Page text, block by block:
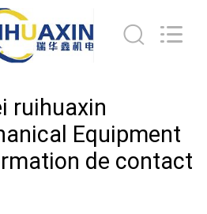
ruihuaxin
Equipment
de contact